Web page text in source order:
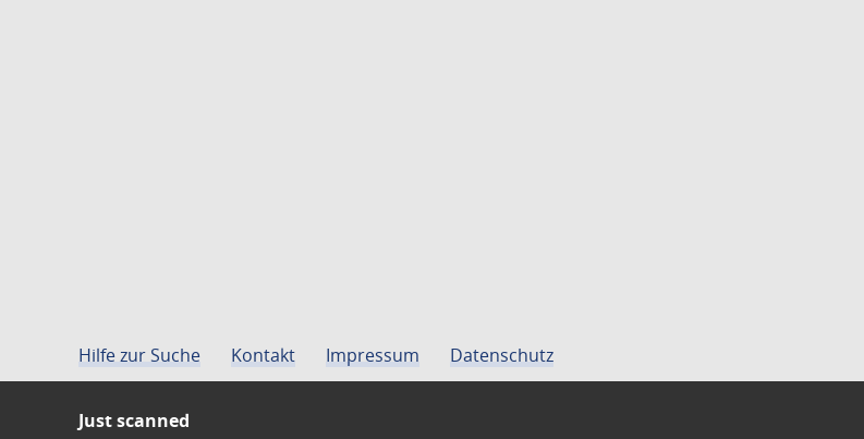
Hilfe zur Suche Kontakt Impressum Datenschutz
Just scanned